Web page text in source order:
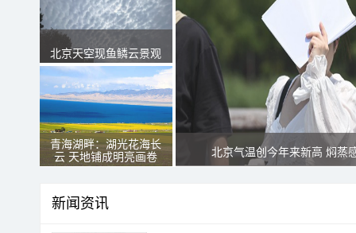
北京天空现鱼鳞云景观
青海湖畔：湖光花海长
云 天地铺成明亮画卷
北京气温创今年来新高 焖蒸
新闻资讯